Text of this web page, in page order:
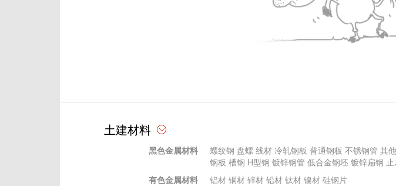
土建材料
黑色金属材料 螺纹钢 盘螺 线材 冷轧钢板 普通钢板 不锈钢管 其
钢板 槽钢 H型钢 镀锌钢管 低合金钢坯 镀锌扁钢
有色金属材料
铝材 铜材 锌材 铅材 钛材 镍材 硅钢片